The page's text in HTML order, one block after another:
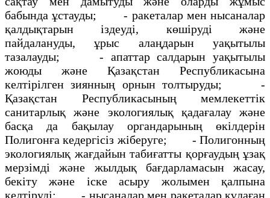
бабында ұстауды; - ракеталар мен нысаналар
қалдықтарын іздеуді, көшіруді және
пайдалануды, ұрыс алаңдарын уақытылы
тазалауды; - апаттар салдарын уақытылы
жоюды және Қазақстан Республикасына
келтірілген зиянның орнын толтыруды; -
Қазақстан Республикасының мемлекеттік
санитарлық және экологиялық қадағалау және
басқа да бақылау органдарының өкілдерін
Полигонға кедергісіз жіберуге; - Полигонның
экологиялық жағдайын табиғатты қорғаудың ұзақ
мерзімді және жылдық бағдарламасын жасау,
бекіту және іске асыру жолымен қалпына
келтіруді; - нысаналар мен ракеталар құлаған